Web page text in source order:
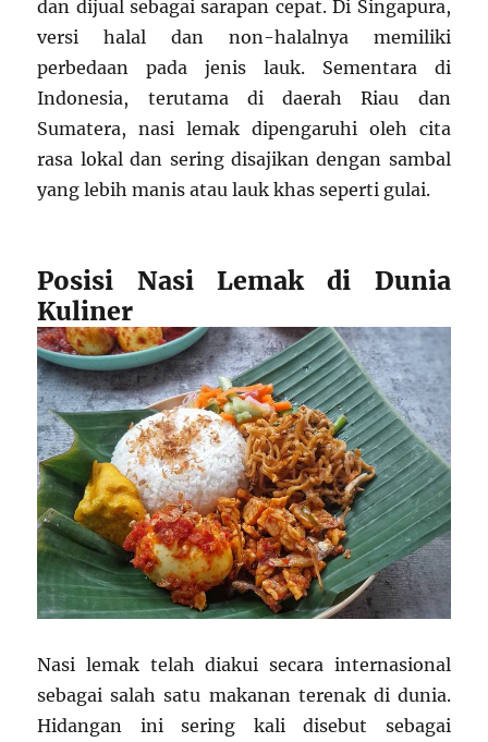
dan dijual sebagai sarapan cepat. Di Singapura,
versi halal dan non-halalnya memiliki
perbedaan pada jenis lauk. Sementara di
Indonesia, terutama di daerah Riau dan
Sumatera, nasi lemak dipengaruhi oleh cita
rasa lokal dan sering disajikan dengan sambal
yang lebih manis atau lauk khas seperti gulai.
Posisi Nasi Lemak di Dunia
Kuliner
Nasi lemak telah diakui secara internasional
sebagai salah satu makanan terenak di dunia.
Hidangan ini sering kali disebut sebagai